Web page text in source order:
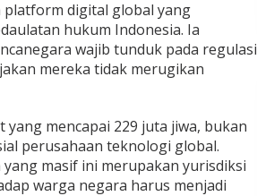
digital global yang
hukum Indonesia. Ia
wajib tunduk pada regulasi
mereka tidak merugikan
mencapai 229 juta jiwa, bukan
perusahaan teknologi global.
masif ini merupakan yurisdiksi
warga negara harus menjadi